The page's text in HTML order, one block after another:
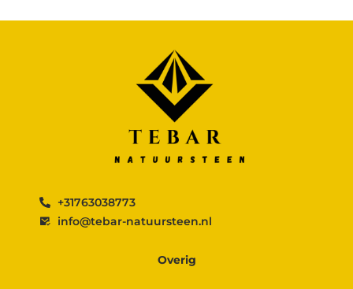
+31763038773
info@tebar-natuursteen.nl
Overig